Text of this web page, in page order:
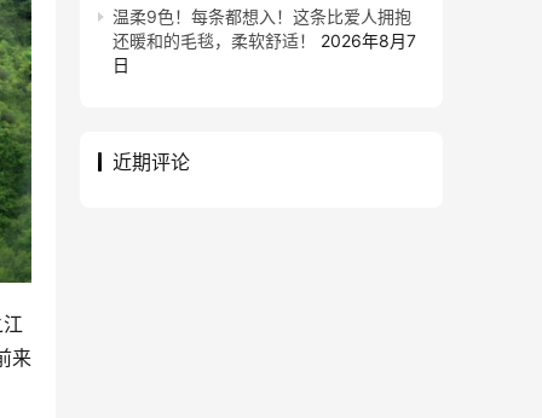
来
温柔9色！每条都想入！这条比爱人拥抱
还暖和的毛毯，柔软舒适！
2026年8月7
日
近期评论